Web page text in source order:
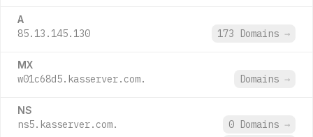
A
85.13.145.130 173 Domains →
MX
w01c68d5.kasserver.com. Domains →
NS
ns5.kasserver.com. 0 Domains →